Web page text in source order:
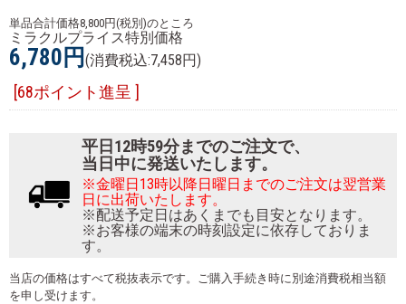
単品合計価格8,800円(税別)のところ
ミラクルプライス特別価格
6,780円 (消費税込:7,458円)
[68ポイント進呈 ]
平日12時59分までのご注文で、
当日中に発送いたします。
※金曜日13時以降日曜日までのご注文は翌営業
日に出荷いたします。
※配送予定日はあくまでも目安となります。
※お客様の端末の時刻設定に依存しておりま
す。
当店の価格はすべて税抜表示です。ご購入手続き時に別途消費税相当額
を申し受けます。